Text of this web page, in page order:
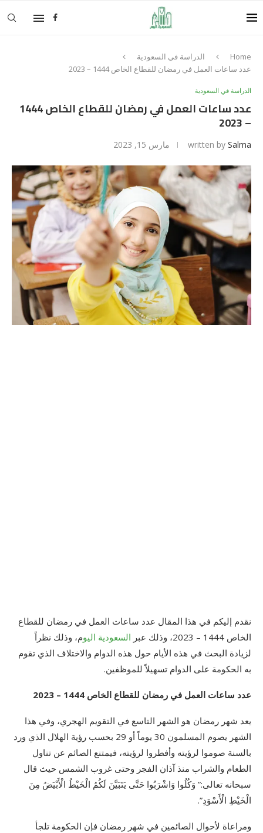
Home
الدراسة في السعودية
عدد ساعات العمل في رمضان للقطاع الخاص 1444 – 2023
الدراسة في السعودية
عدد ساعات العمل في رمضان للقطاع الخاص 1444
– 2023
written by Salma مارس 15, 2023
نقدم إليكم في هذا المقال عدد ساعات العمل في رمضان للقطاع
الخاص 1444 – 2023، وذلك عبر
السعودية اليوم، وذلك نظراً
لزيادة البحث في هذه الأيام حول هذه الدوام والاختلاف الذي تقوم
به الحكومة على الدوام تسهيلاً للموظفين.
عدد ساعات العمل في رمضان للقطاع الخاص 1444 – 2023
يعد شهر رمضان هو الشهر التاسع في التقويم الهجري، وفي هذا
الشهر يصوم المسلمون 30 يوماً أو 29 بحسب رؤية الهلال الذي ورد
بالسنة صوموا لرؤيته وأفطروا لرؤيته، فيمتنع الصائم عن تناول
الطعام والشراب منذ آذان الفجر وحتى غروب الشمس حيث قال
سبحانه تعالى:” وَكُلُوا وَاشْرَبُوا حَتَّى يَتَبَيَّنَ لَكُمُ الْخَيْطُ الْأَبْيَضُ مِنَ
الْخَيْطِ الْأَسْوَدِ”.
ومراعاة لأحوال الصائمين في شهر رمضان فإن الحكومة تلجأ